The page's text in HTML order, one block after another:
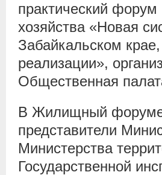
практический
хозяйства «Новая
Забайкальском
реализации»,
Общественная
В Жилищный форуме
представители
Министерства
Государственной